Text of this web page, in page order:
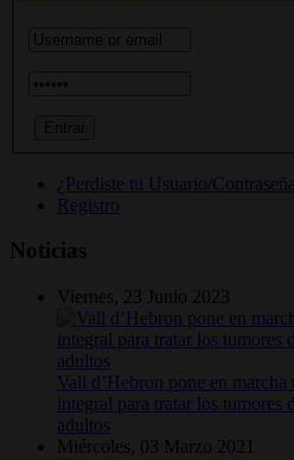
¿Perdiste tu Usuario/
Registro
Noticias
Viernes, 23 Junio 2023
Vall d’Hebron pone en
integral para tratar los tumores
adultos
Miércoles, 03 Marzo 2021